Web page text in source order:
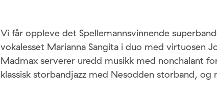
Vi får oppleve det Spellemannsvinnende
vokalesset Marianna Sangita i duo med virtuosen
Madmax serverer uredd musikk med nonchalant
klassisk storbandjazz med Nesodden storband, og